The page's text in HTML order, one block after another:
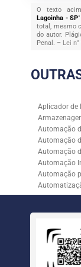
O texto
Lagoinha - SP
total, mesmo
do autor.
Penal. – Lei
Aplicador de
Automação
Automação
Automação
Automação
Automação
Controle de
Empresa
Empresa
Empresa
Empresa